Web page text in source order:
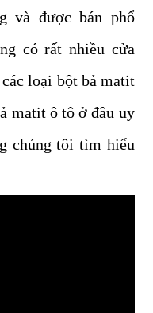
và được bán phổ
có rất nhiều cửa
loại bột bả matit
matit ô tô ở đâu uy
chúng tôi tìm hiểu